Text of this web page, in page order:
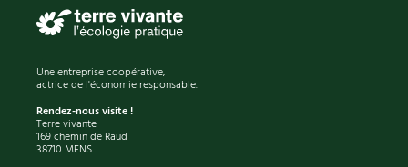
Une entreprise coopérative,
actrice de l'économie responsable.
Rendez-nous visite !
Terre vivante
169 chemin de Raud
38710 MENS